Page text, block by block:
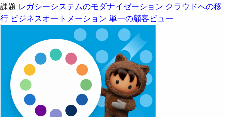
課題 レガシーシステムのモダナイゼーション クラウドへの移
行 ビジネスオートメーション 単一の顧客ビュー